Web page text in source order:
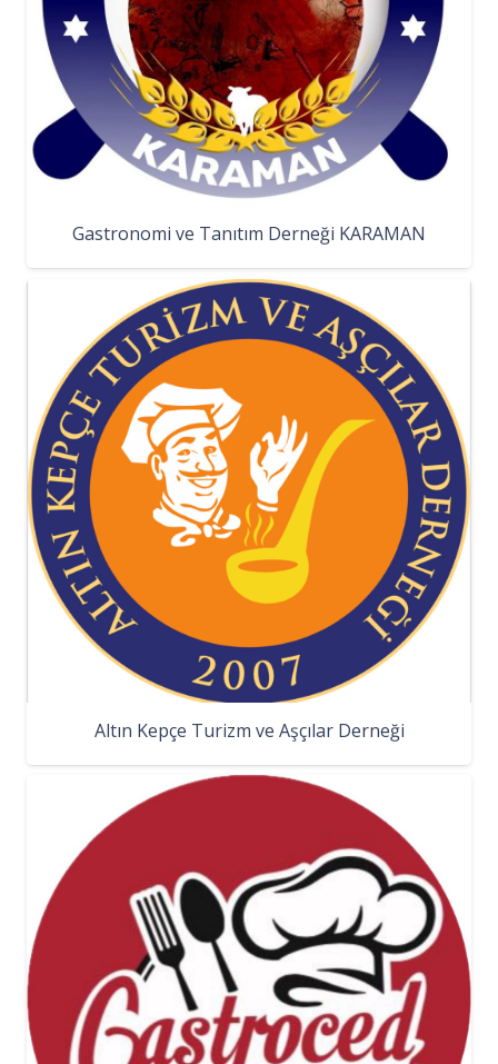
Gastronomi ve Tanıtım Derneği KARAMAN
Altın Kepçe Turizm ve Aşçılar Derneği